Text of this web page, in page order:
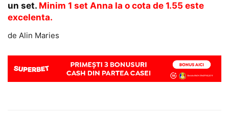
un set. Minim 1 set Anna la o cota de 1.55 este
excelenta.
de Alin Maries